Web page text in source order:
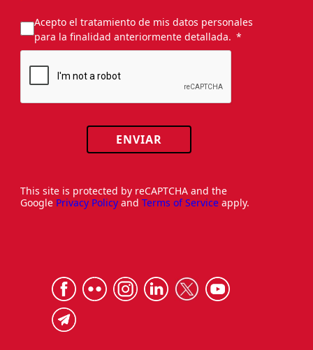
Acepto el tratamiento de mis datos personales
para la finalidad anteriormente detallada.
ENVIAR
This site is protected by reCAPTCHA and the
Google Privacy Policy and Terms of Service apply.